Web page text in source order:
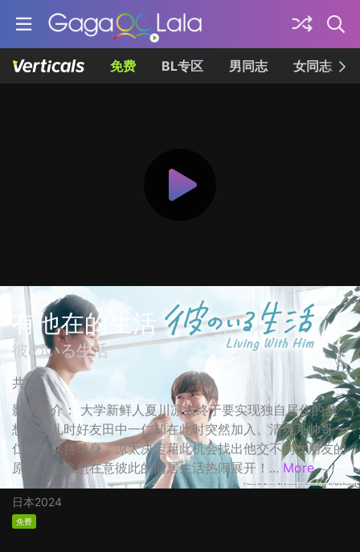
免费 BL专区 男同志 女同志
有他在的生活
彼のいる生活
共8集
影集简介： 大学新鲜人夏川凉太终于要实现独自居住的梦
想，但儿时好友田中一仁却在此时突然加入。清爽系帅哥一
仁始终保持单身，凉太决定藉此机会找出他交不到女朋友的
原因。愈来愈在意彼此的同居生活热闹展开！... More
日本2024
免费